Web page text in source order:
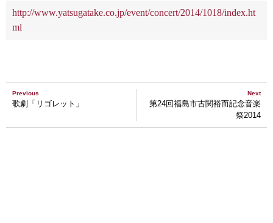
http://www.yatsugatake.co.jp/event/concert/2014/1018/index.ht
ml
Previous
歌劇「リゴレット」
Next
第24回福島市古関裕而記念音楽
祭2014